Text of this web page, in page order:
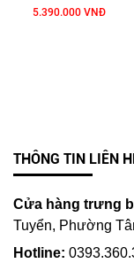
5.390.000 VNĐ
THÔNG TIN LIÊN
Cửa hàng trưng
Tuyển, Phường
Hotline: